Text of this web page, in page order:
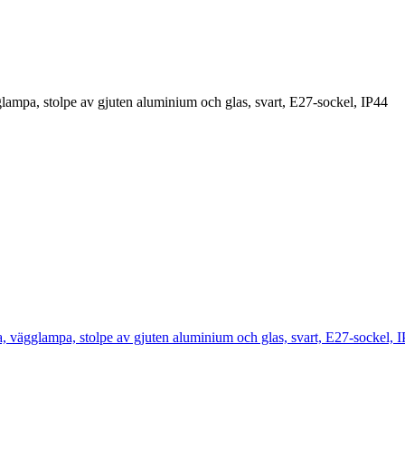
stolpe av gjuten aluminium och glas, svart, E27-sockel, IP44
stolpe av gjuten aluminium och glas, svart, E27-sockel,